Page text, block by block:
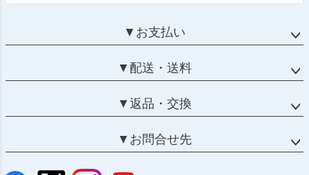
▼お支払い
▼配送・送料
▼返品・交換
▼お問合せ先